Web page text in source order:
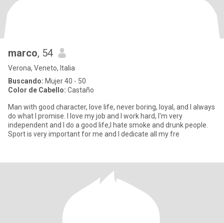
marco, 54
Verona, Veneto, Italia
Buscando: Mujer 40 - 50
Color de Cabello: Castaño
Man with good character, love life, never boring, loyal, and I always
do what I promise. I love my job and I work hard, I'm very
independent and I do a good life,I hate smoke and drunk people.
Sport is very important for me and I dedicate all my fre